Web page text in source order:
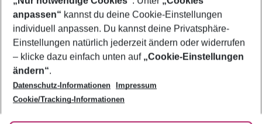
Footer
Footer navigation
Über uns
AGB
Bestpreisgarantie
Cookie-Einstellungen ändern
Cookie-Richtlinie
Agenturbetreuung
Barrierefreies Reisen
Folge uns
anpassen“ kannst du deine Cookie-Einstellungen
individuell anpassen. Du kannst deine Privatsphäre-
Einstellungen natürlich jederzeit ändern oder widerrufen
– klicke dazu einfach unten auf „Cookie-Einstellungen
ändern“.
Datenschutz-Informationen
Impressum
Cookie/Tracking-Informationen